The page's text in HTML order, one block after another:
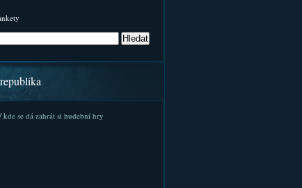
se dá zahrát si hudební hry